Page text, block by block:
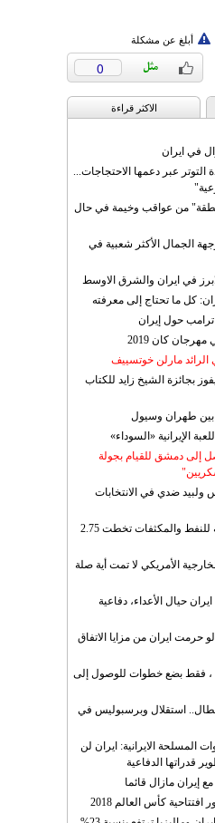
أبلغ عن مشكلة
0
الاکثر قراءة
في ايران
التوتر عبر دعمها الاحتجاجات...
من عواقب وخيمة في حال
الجمال الأكثر شعبية في
في ايران والشرق الاوسط
كل ما تحتاج إلى معرفته
حول إيران
مارلن خوتسييف
بجائزة الشيخ زايد للكتاب
بين طهران وسيول
الإيرانية «السوداء»
إلى دمشق للقيام بجولة
ولبيد ضدي في الانتخابات
إيران: الصادرات الشهریة للنفط والمكثفات تخطت 2.75
الأمريكي لا تمت أية صلة
حيال الأعداء، دفاعية
حرمت ايران من مزايا الاتفاق
، فقط بضع خطوات للوصول إلى
استقلال وبرسبوليس في
المسلحة الايرانية: ايران لن
قدراتها الدفاعية
إيران مازال قائما
كأس العالم 2018